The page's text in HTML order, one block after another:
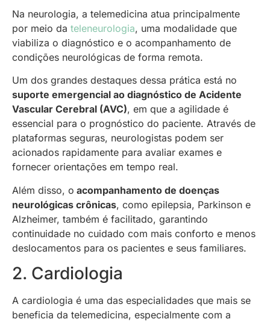
Na neurologia, a telemedicina atua principalmente
por meio da teleneurologia, uma modalidade que
viabiliza o diagnóstico e o acompanhamento de
condições neurológicas de forma remota.
Um dos grandes destaques dessa prática está no
suporte emergencial ao diagnóstico de Acidente
Vascular Cerebral (AVC), em que a agilidade é
essencial para o prognóstico do paciente. Através de
plataformas seguras, neurologistas podem ser
acionados rapidamente para avaliar exames e
fornecer orientações em tempo real.
Além disso, o acompanhamento de doenças
neurológicas crônicas, como epilepsia, Parkinson e
Alzheimer, também é facilitado, garantindo
continuidade no cuidado com mais conforto e menos
deslocamentos para os pacientes e seus familiares.
2. Cardiologia
A cardiologia é uma das especialidades que mais se
beneficia da telemedicina, especialmente com a